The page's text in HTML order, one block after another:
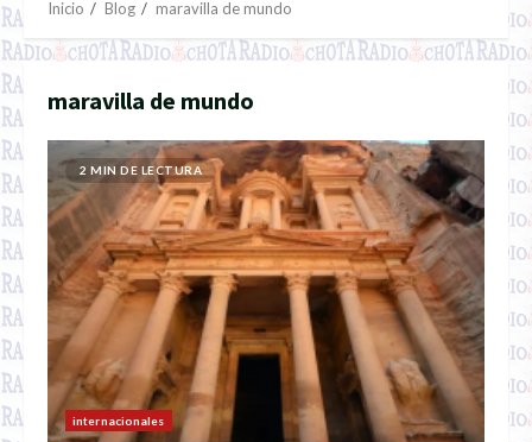
Inicio Blog maravilla de mundo
maravilla de mundo
2 MIN DE LECTURA
internacionales